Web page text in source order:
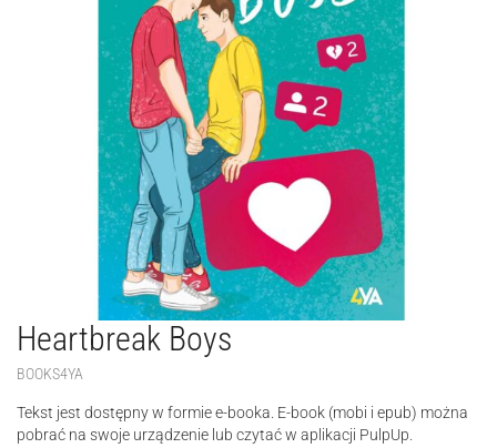
Heartbreak Boys
BOOKS4YA
Tekst jest dostępny w formie e-booka. E-book (mobi i epub) można
pobrać na swoje urządzenie lub czytać w aplikacji PulpUp.